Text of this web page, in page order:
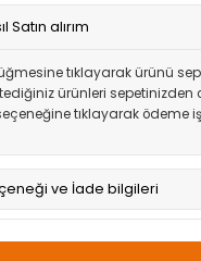
Satın alırım
tıklayarak ürünü
ürünleri sepetinizden
tıklayarak ödeme
ve İade bilgileri